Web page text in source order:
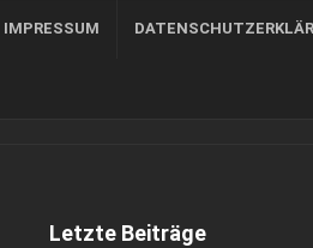
IMPRESSUM
Letzte Beiträge